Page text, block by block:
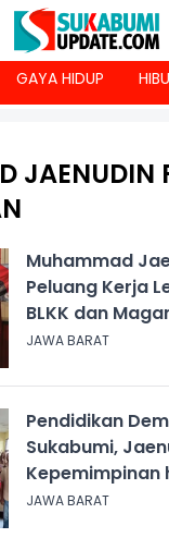
GAYA HIDUP
JAENUDIN
Muhammad
Peluang Kerja
BLKK dan
JAWA BARAT
Pendidikan
Sukabumi,
Kepemimpinan
Soekarno
JAWA BARAT